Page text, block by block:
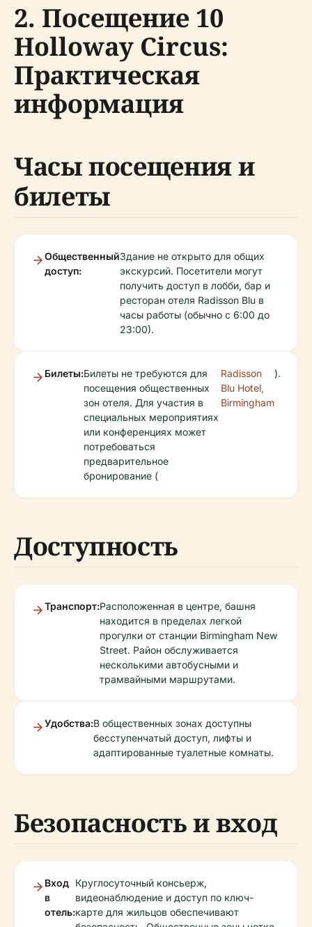
2. Посещение 10
Holloway Circus:
Практическая
информация
Часы посещения и
билеты
Общественный
доступ:
Здание не открыто для общих
экскурсий. Посетители могут
получить доступ в лобби, бар и
ресторан отеля Radisson Blu в
часы работы (обычно с 6:00 до
23:00).
Билеты:Билеты не требуются для
посещения общественных
зон отеля. Для участия в
специальных мероприятиях
или конференциях может
потребоваться
предварительное
бронирование (
Radisson
Blu Hotel,
Birmingham
).
Доступность
Транспорт:Расположенная в центре, башня
находится в пределах легкой
прогулки от станции Birmingham New
Street. Район обслуживается
несколькими автобусными и
трамвайными маршрутами.
Удобства:В общественных зонах доступны
бесступенчатый доступ, лифты и
адаптированные туалетные комнаты.
Безопасность и вход
Вход
в
отель:
Круглосуточный консьерж,
видеонаблюдение и доступ по ключ-
карте для жильцов обеспечивают